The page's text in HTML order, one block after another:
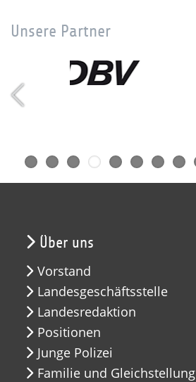
Unsere Partner
Über uns
Vorstand
Landesgeschäftsstelle
Landesredaktion
Positionen
Junge Polizei
Familie und Gleichstellung